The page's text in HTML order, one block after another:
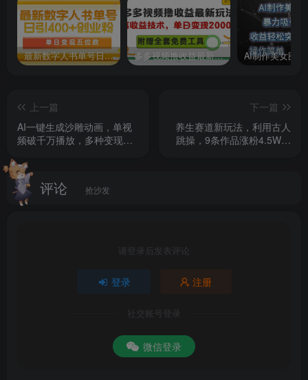
最新数字人书单号日400+创业粉，单日变现五位数，市面卖5980附软件和详… 多多视频撸收益最新玩法，高收益技术，单日变现2000+，附赠全套技术资料
上一篇
AI一键生成沙雕动画，单视
频破千万播放，多种变现方
下一篇
养生赛道新玩法，利用古人
跳操，9条作品涨粉4.5W，
评论 抢沙发
请登录后发表评论
登录 注册
社交账号登录
微信登录